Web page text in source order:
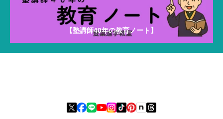
【塾講師40年の教育ノート】